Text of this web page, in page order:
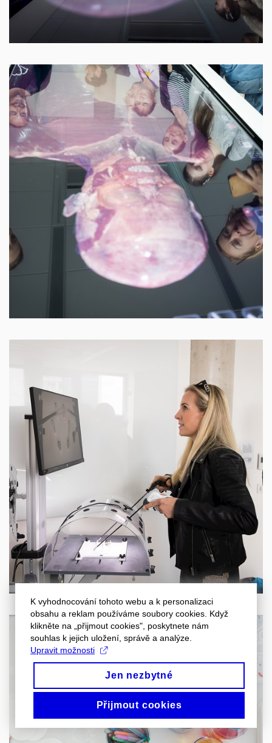
K vyhodnocování tohoto webu a k personalizaci
obsahu a reklam používáme soubory cookies. Když
klikněte na „přijmout cookies", poskytnete nám
souhlas k jejich uložení, správě a analýze.
Upravit možnosti
Jen nezbytné
Přijmout cookies